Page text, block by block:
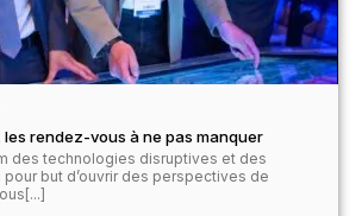
les rendez-vous à ne pas manquer
des technologies disruptives et des
but d’ouvrir des perspectives de